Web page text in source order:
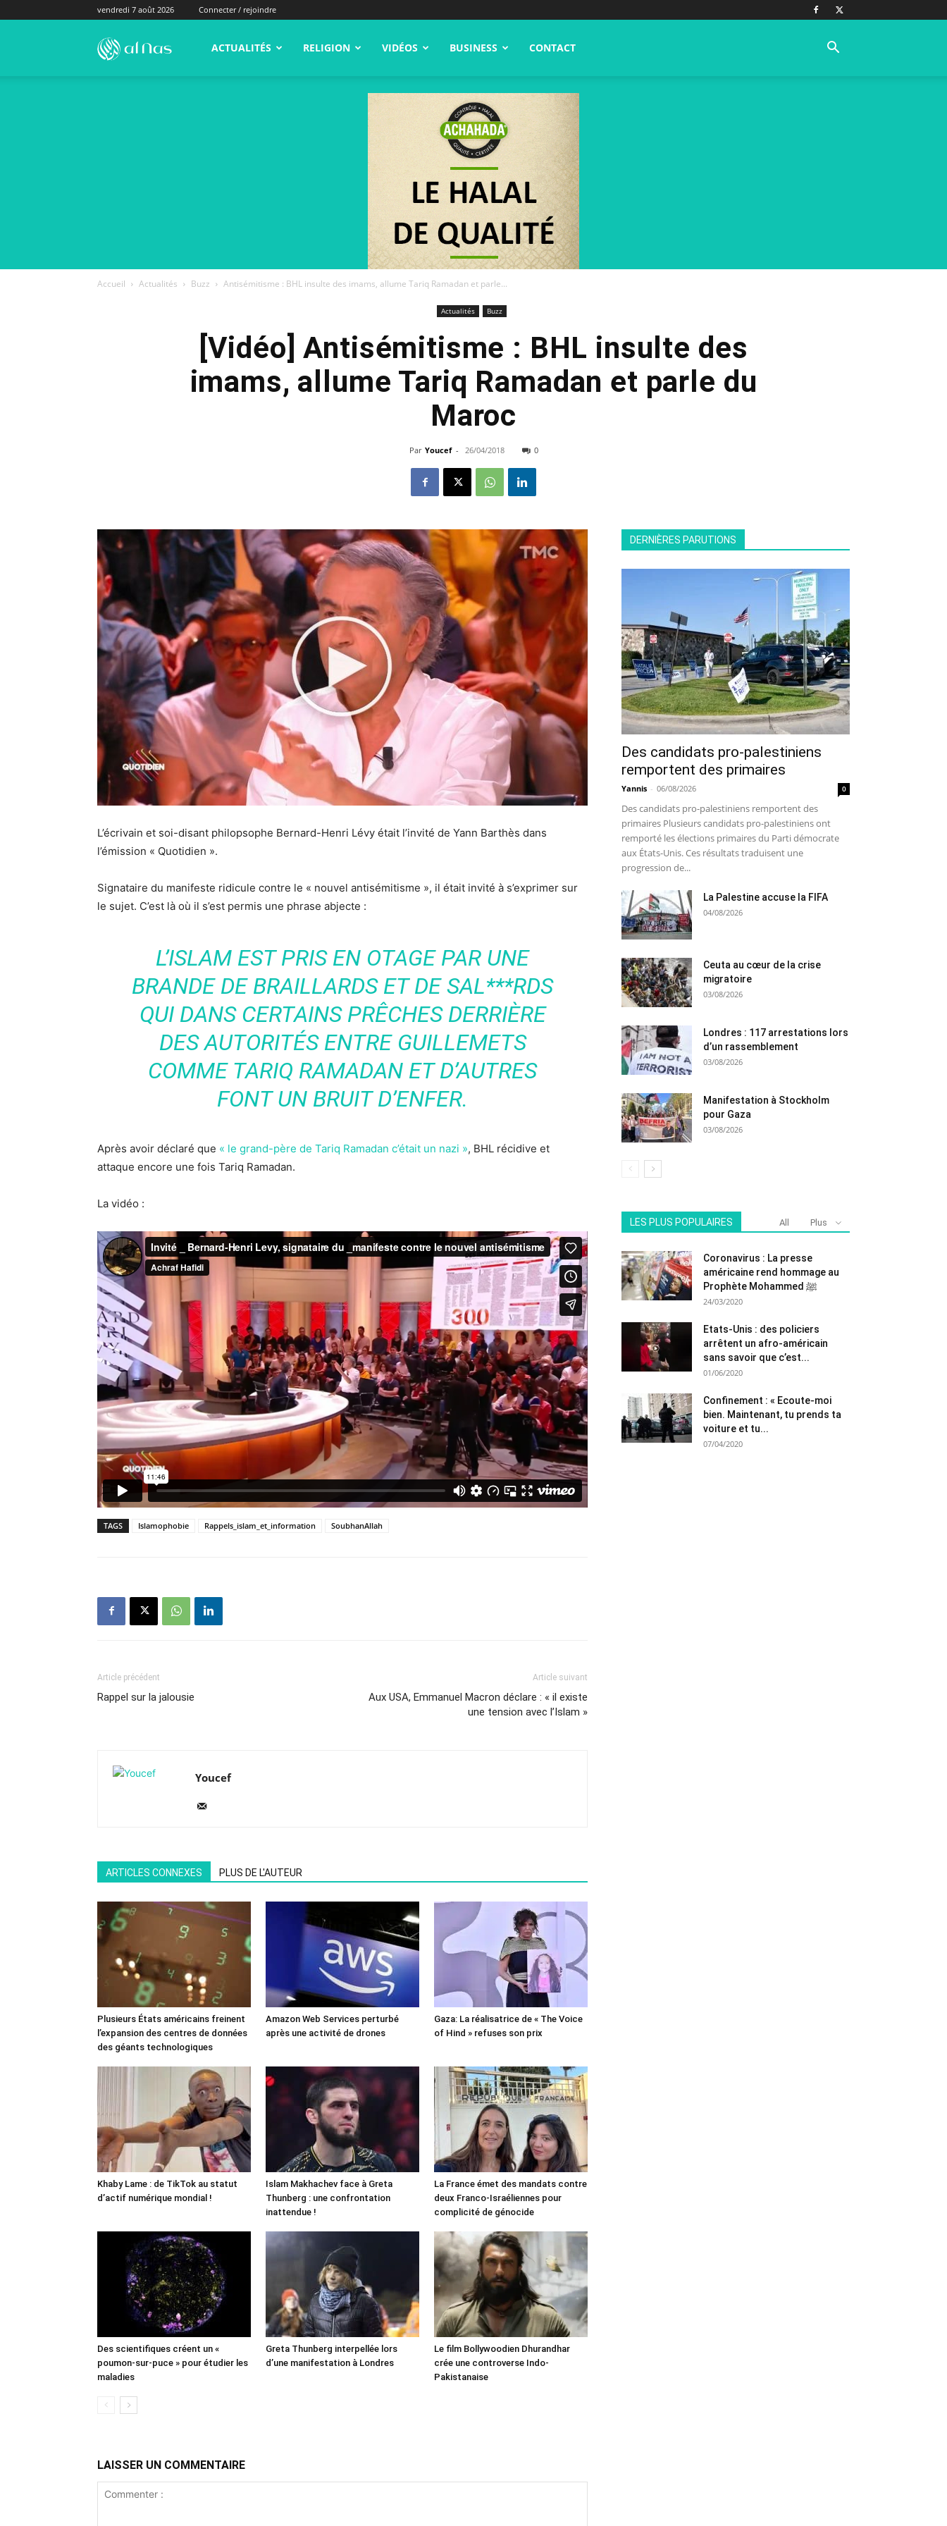
vendredi 7 août 2026 Connecter / rejoindre
alNas.fr ACTUALITÉS RELIGION VIDÉOS BUSINESS CONTACT
Accueil Actualités Buzz Antisémitisme : BHL insulte des imams, allume Tariq Ramadan et parle...
Actualités Buzz
[Vidéo] Antisémitisme : BHL insulte des
imams, allume Tariq Ramadan et parle du
Maroc
Par Youcef - 26/04/2018 0
L’écrivain et soi-disant philopsophe Bernard-Henri Lévy était l’invité de Yann Barthès dans
l’émission « Quotidien ».
Signataire du manifeste ridicule contre le « nouvel antisémitisme », il était invité à s’exprimer sur
le sujet. C’est là où il s’est permis une phrase abjecte :
L’ISLAM EST PRIS EN OTAGE PAR UNE
BRANDE DE BRAILLARDS ET DE SAL***RDS
QUI DANS CERTAINS PRÊCHES DERRIÈRE
DES AUTORITÉS ENTRE GUILLEMETS
COMME TARIQ RAMADAN ET D’AUTRES
FONT UN BRUIT D’ENFER.
Après avoir déclaré que « le grand-père de Tariq Ramadan c’était un nazi », BHL récidive et
attaque encore une fois Tariq Ramadan.
La vidéo :
TAGS Islamophobie Rappels_islam_et_information SoubhanAllah
Article précédent
Rappel sur la jalousie
Article suivant
Aux USA, Emmanuel Macron déclare : « il existe
une tension avec l’Islam »
Youcef
ARTICLES CONNEXES PLUS DE L'AUTEUR
Plusieurs États américains freinent
l’expansion des centres de données
des géants technologiques
Amazon Web Services perturbé
après une activité de drones
Gaza: La réalisatrice de « The Voice
of Hind » refuses son prix
Khaby Lame : de TikTok au statut
d’actif numérique mondial !
Islam Makhachev face à Greta
Thunberg : une confrontation
inattendue !
La France émet des mandats contre
deux Franco-Israéliennes pour
complicité de génocide
Des scientifiques créent un «
poumon-sur-puce » pour étudier les
maladies
Greta Thunberg interpellée lors
d’une manifestation à Londres
Le film Bollywoodien Dhurandhar
crée une controverse Indo-
Pakistanaise
LAISSER UN COMMENTAIRE
DERNIÈRES PARUTIONS
Des candidats pro-palestiniens
remportent des primaires
Yannis - 06/08/2026 0
Des candidats pro-palestiniens remportent des
primaires Plusieurs candidats pro-palestiniens ont
remporté les élections primaires du Parti démocrate
aux États-Unis. Ces résultats traduisent une
progression de...
La Palestine accuse la FIFA
04/08/2026
Ceuta au cœur de la crise
migratoire
03/08/2026
Londres : 117 arrestations lors
d’un rassemblement
03/08/2026
Manifestation à Stockholm
pour Gaza
03/08/2026
LES PLUS POPULAIRES All Plus
Coronavirus : La presse
américaine rend hommage au
Prophète Mohammed ﷺ
24/03/2020
Etats-Unis : des policiers
arrêtent un afro-américain
sans savoir que c’est...
01/06/2020
Confinement : « Ecoute-moi
bien. Maintenant, tu prends ta
voiture et tu...
07/04/2020